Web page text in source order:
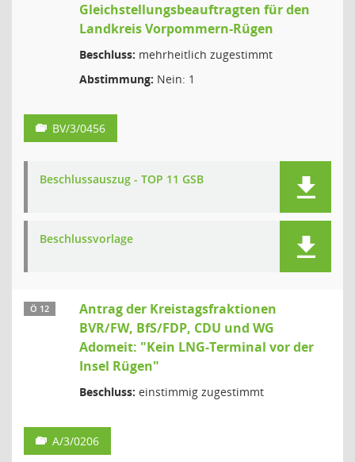
Gleichstellungsbeauftragten für den
Landkreis Vorpommern-Rügen
Beschluss: mehrheitlich zugestimmt
Abstimmung: Nein: 1
BV/3/0456
Beschlussauszug - TOP 11 GSB
Beschlussvorlage
Ö 12
Antrag der Kreistagsfraktionen
BVR/FW, BfS/FDP, CDU und WG
Adomeit: "Kein LNG-Terminal vor der
Insel Rügen"
Beschluss: einstimmig zugestimmt
A/3/0206